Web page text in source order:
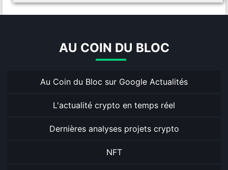
AU COIN DU BLOC
Au Coin du Bloc sur Google Actualités
L'actualité crypto en temps réel
Dernières analyses projets crypto
NFT